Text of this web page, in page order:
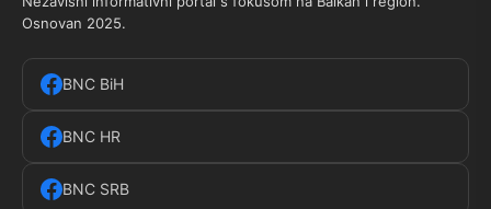
Osnovan 2025.
BNC BiH
BNC HR
BNC SRB